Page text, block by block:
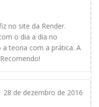
no site da Render.
o dia a dia no
teoria com a prática. A
28 de dezembro de 2016